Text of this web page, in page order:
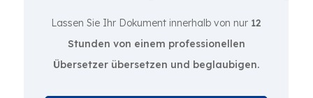
Lassen Sie Ihr Dokument innerhalb von nur 12
Stunden von einem professionellen
Übersetzer übersetzen und beglaubigen.